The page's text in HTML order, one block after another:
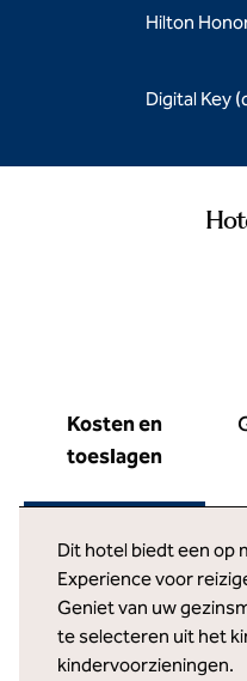
Hilton
Digital Key
Kosten en
toeslagen
Dit hotel biedt een op
Experience voor
Geniet van uw
te selecteren uit het
kindervoorzieningen.